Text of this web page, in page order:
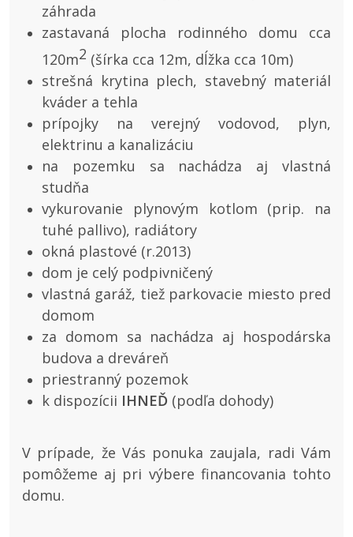
záhrada
zastavaná plocha rodinného domu cca
120m2 (šírka cca 12m, dĺžka cca 10m)
strešná krytina plech, stavebný materiál
kváder a tehla
prípojky na verejný vodovod, plyn,
elektrinu a kanalizáciu
na pozemku sa nachádza aj vlastná
studňa
vykurovanie plynovým kotlom (prip. na
tuhé pallivo), radiátory
okná plastové (r.2013)
dom je celý podpivničený
vlastná garáž, tiež parkovacie miesto pred
domom
za domom sa nachádza aj hospodárska
budova a dreváreň
priestranný pozemok
k dispozícii IHNEĎ (podľa dohody)
V prípade, že Vás ponuka zaujala, radi Vám
pomôžeme aj pri výbere financovania tohto
domu.